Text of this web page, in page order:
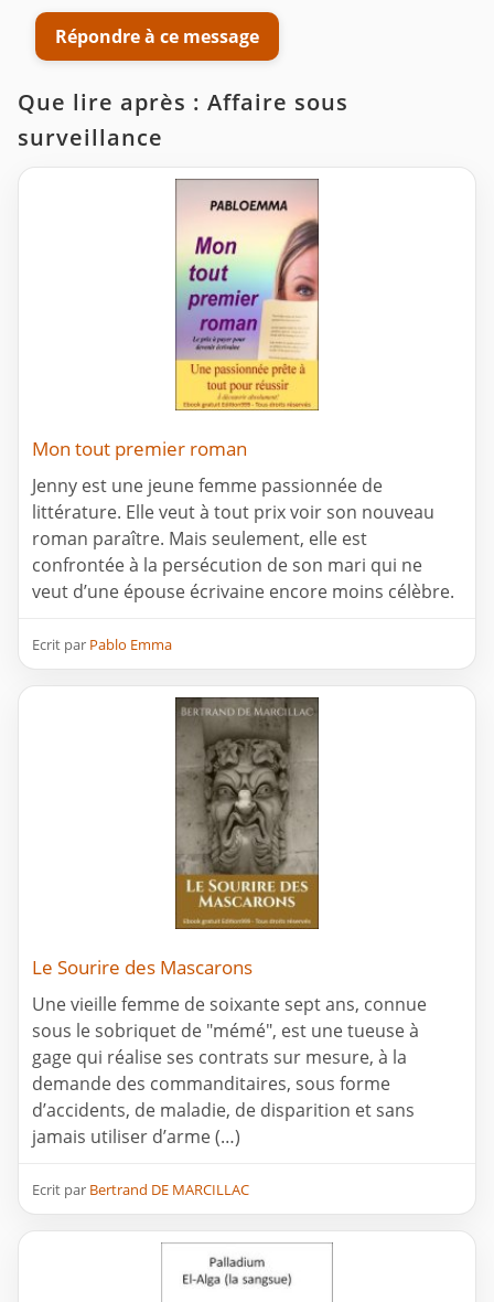
Répondre à ce message
Que lire après : Affaire sous
surveillance
Mon tout premier roman
Jenny est une jeune femme passionnée de
littérature. Elle veut à tout prix voir son nouveau
roman paraître. Mais seulement, elle est
confrontée à la persécution de son mari qui ne
veut d’une épouse écrivaine encore moins célèbre.
Ecrit par Pablo Emma
Le Sourire des Mascarons
Une vieille femme de soixante sept ans, connue
sous le sobriquet de "mémé", est une tueuse à
gage qui réalise ses contrats sur mesure, à la
demande des commanditaires, sous forme
d’accidents, de maladie, de disparition et sans
jamais utiliser d’arme (…)
Ecrit par Bertrand DE MARCILLAC